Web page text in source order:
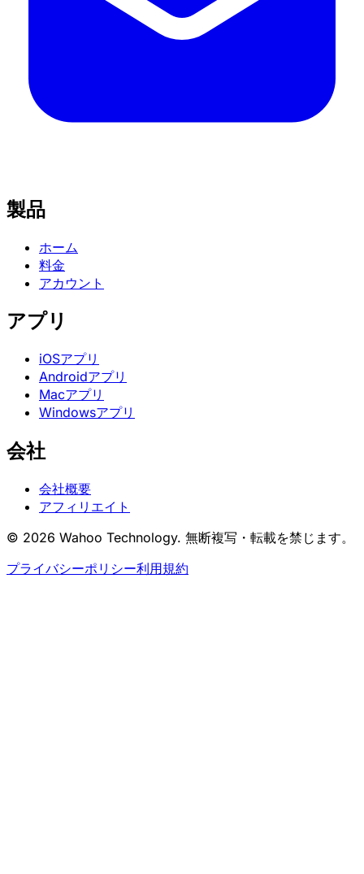
製品
ホーム
料金
アカウント
アプリ
iOSアプリ
Androidアプリ
Macアプリ
Windowsアプリ
会社
会社概要
アフィリエイト
© 2026 Wahoo Technology. 無断複写・転載を禁じます。
プライバシーポリシー利用規約